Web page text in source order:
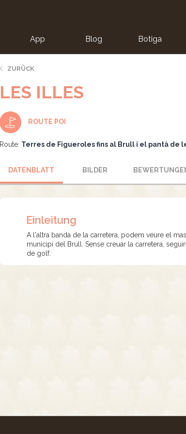
App Blog Botiga
ZURÜCK
LES ILLES
ROUTE POI
Route: Terres de Figueroles fins al Brull i el pantà de
DATENBLATT BILDER
Einleitung
A l'altra banda de la carretera, podem veure el
municipi del Brull. Sense creuar la carretera,
de golf.